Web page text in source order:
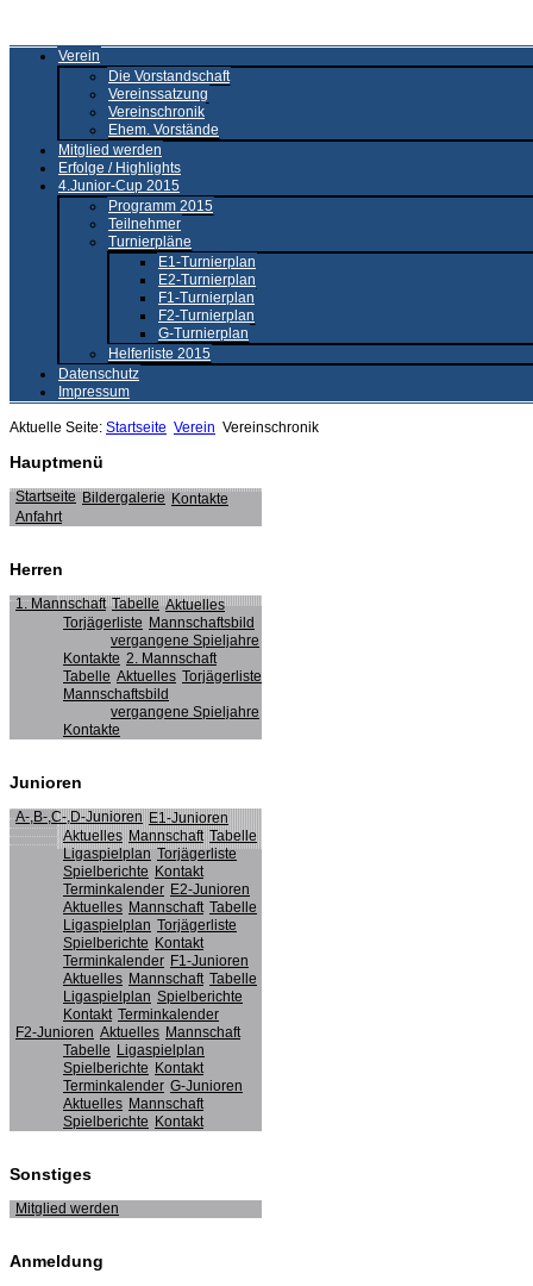
Verein
Die Vorstandschaft
Vereinssatzung
Vereinschronik
Ehem. Vorstände
Mitglied werden
Erfolge / Highlights
4.Junior-Cup 2015
Programm 2015
Teilnehmer
Turnierpläne
E1-Turnierplan
E2-Turnierplan
F1-Turnierplan
F2-Turnierplan
G-Turnierplan
Helferliste 2015
Datenschutz
Impressum
Aktuelle Seite: Startseite Verein Vereinschronik
Hauptmenü
Startseite Bildergalerie Kontakte
Anfahrt
Herren
1. Mannschaft Tabelle Aktuelles
Torjägerliste Mannschaftsbild
vergangene Spieljahre
Kontakte 2. Mannschaft
Tabelle Aktuelles Torjägerliste
Mannschaftsbild
vergangene Spieljahre
Kontakte
Junioren
A-,B-,C-,D-Junioren E1-Junioren
Aktuelles Mannschaft Tabelle
Ligaspielplan Torjägerliste
Spielberichte Kontakt
Terminkalender E2-Junioren
Aktuelles Mannschaft Tabelle
Ligaspielplan Torjägerliste
Spielberichte Kontakt
Terminkalender F1-Junioren
Aktuelles Mannschaft Tabelle
Ligaspielplan Spielberichte
Kontakt Terminkalender
F2-Junioren Aktuelles Mannschaft
Tabelle Ligaspielplan
Spielberichte Kontakt
Terminkalender G-Junioren
Aktuelles Mannschaft
Spielberichte Kontakt
Sonstiges
Mitglied werden
Anmeldung